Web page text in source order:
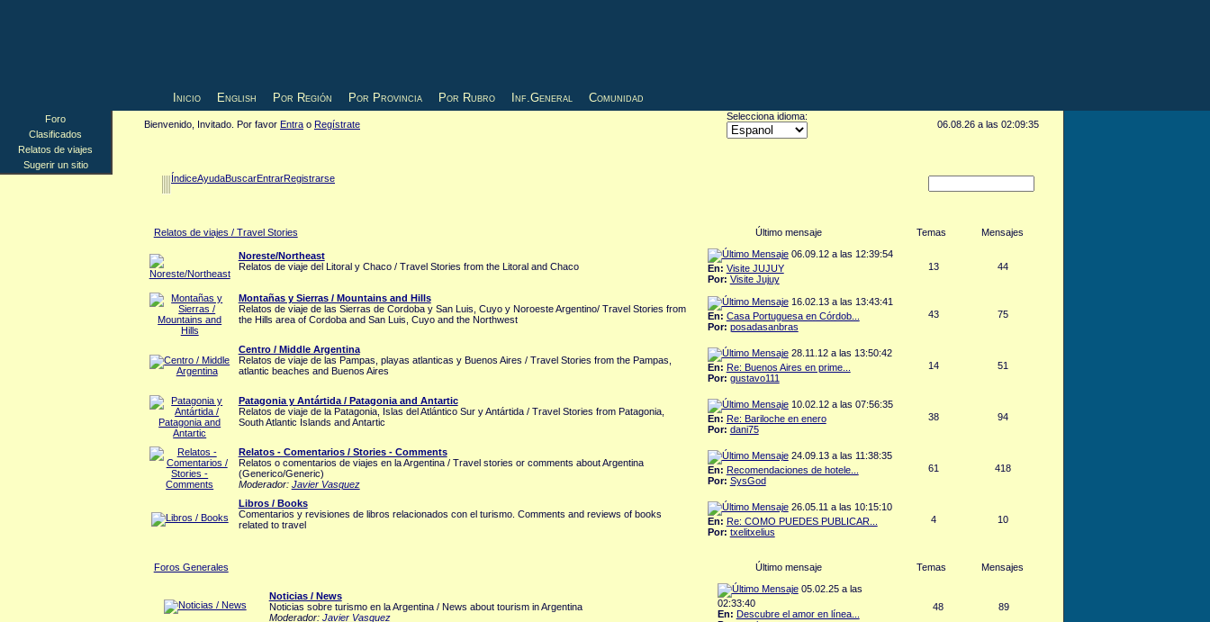
Inicio English Por Región Por Provincia Por Rubro Inf.General Comunidad
Foro
Clasificados
Relatos de viajes
Sugerir un sitio
Bienvenido, Invitado. Por favor Entra o Regístrate
Selecciona idioma:
06.08.26 a las 02:09:35
ÍndiceAyudaBuscarEntrarRegistrarse
Relatos de viajes / Travel Stories Último mensaje Temas Mensajes
Noreste/Northeast
Relatos de viaje del Litoral y Chaco / Travel Stories from the Litoral and Chaco
06.09.12 a las 12:39:54
En: Visite JUJUY
Por: Visite Jujuy
13 44
Montañas y Sierras / Mountains and Hills
Relatos de viaje de las Sierras de Cordoba y San Luis, Cuyo y Noroeste Argentino/ Travel Stories from
the Hills area of Cordoba and San Luis, Cuyo and the Northwest
16.02.13 a las 13:43:41
En: Casa Portuguesa en Córdob...
Por: posadasanbras
43 75
Centro / Middle Argentina
Relatos de viaje de las Pampas, playas atlanticas y Buenos Aires / Travel Stories from the Pampas,
atlantic beaches and Buenos Aires
28.11.12 a las 13:50:42
En: Re: Buenos Aires en prime...
Por: gustavo111
14 51
Patagonia y Antártida / Patagonia and Antartic
Relatos de viaje de la Patagonia, Islas del Atlántico Sur y Antártida / Travel Stories from Patagonia,
South Atlantic Islands and Antartic
10.02.12 a las 07:56:35
En: Re: Bariloche en enero
Por: dani75
38 94
Relatos - Comentarios / Stories - Comments
Relatos o comentarios de viajes en la Argentina / Travel stories or comments about Argentina
(Generico/Generic)
Moderador: Javier Vasquez
24.09.13 a las 11:38:35
En: Recomendaciones de hotele...
Por: SysGod
61 418
Libros / Books
Comentarios y revisiones de libros relacionados con el turismo. Comments and reviews of books
related to travel
26.05.11 a las 10:15:10
En: Re: COMO PUEDES PUBLICAR...
Por: txelitxelius
4 10
Foros Generales Último mensaje Temas Mensajes
Noticias / News
Noticias sobre turismo en la Argentina / News about tourism in Argentina
Moderador: Javier Vasquez
05.02.25 a las
02:33:40
En: Descubre el amor en línea...
48 89